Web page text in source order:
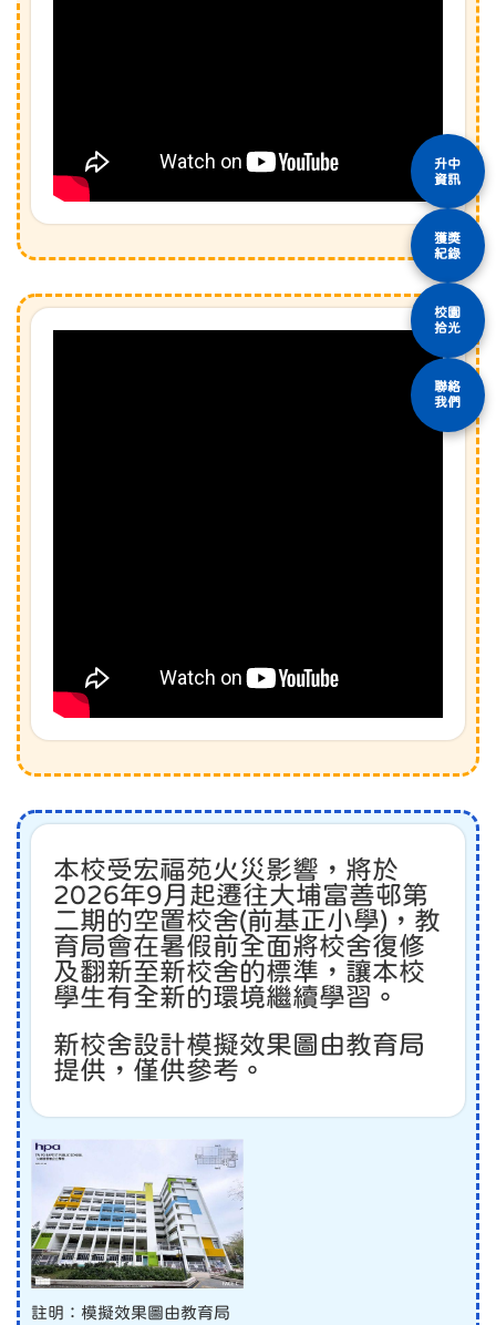
本校受宏福苑火災影響，將於
2026年9月起遷往大埔富善邨第
二期的空置校舍(前基正小學)，教
育局會在暑假前全面將校舍復修
及翻新至新校舍的標準，讓本校
學生有全新的環境繼續學習。
新校舍設計模擬效果圖由教育局
提供，僅供參考。
註明：模擬效果圖由教育局
升中
資訊
獲獎
紀錄
校園
拾光
聯絡
我們